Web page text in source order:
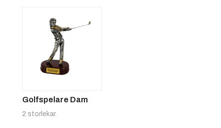
Golfspelare Dam
2 storlekar.